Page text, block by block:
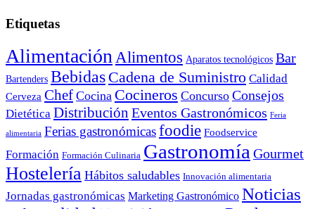
Etiquetas
Alimentación Alimentos Aparatos tecnológicos Bar
Bartenders Bebidas Cadena de Suministro Calidad
Cerveza Chef Cocina Cocineros Concurso Consejos
Dietética Distribución Eventos Gastronómicos Feria
alimentaria Ferias gastronómicasfoodie Foodservice
Formación Formación Culinaria Gastronomía Gourmet
Hostelería Hábitos saludables Innovación alimentaria
Jornadas gastronómicas Marketing Gastronómico Noticias